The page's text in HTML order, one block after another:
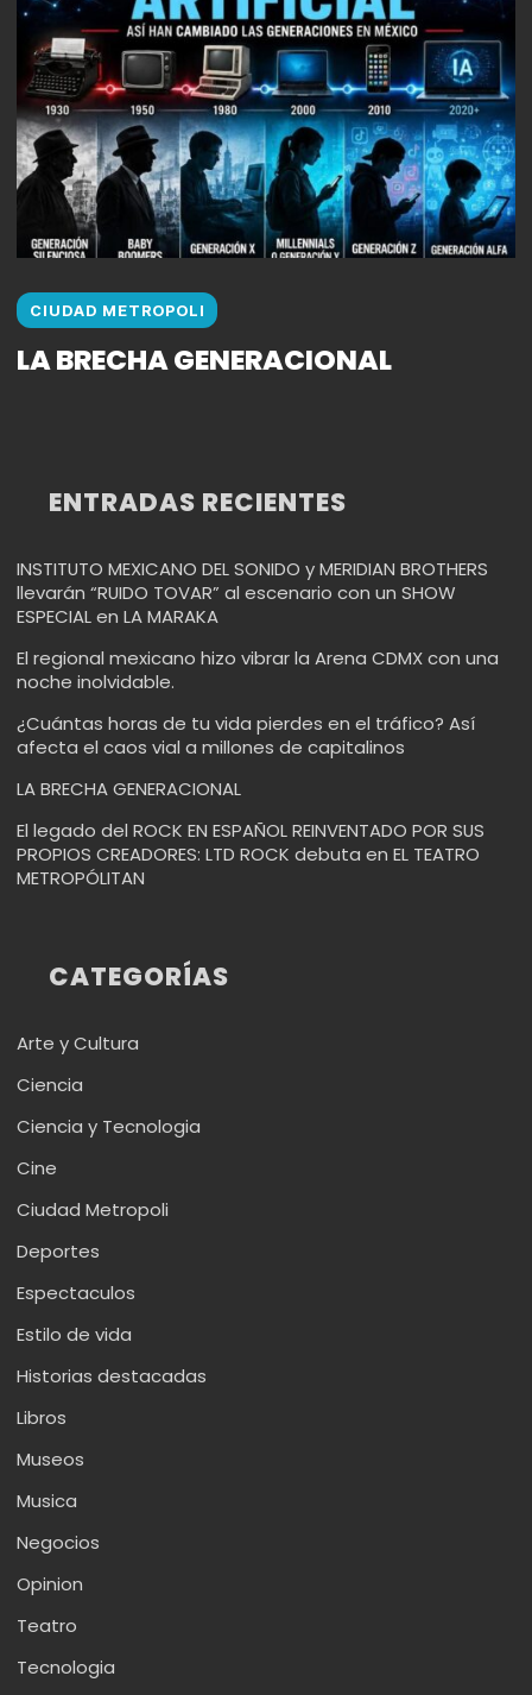
CIUDAD METROPOLI
LA BRECHA GENERACIONAL
ENTRADAS RECIENTES
INSTITUTO MEXICANO DEL SONIDO y MERIDIAN BROTHERS
llevarán “RUIDO TOVAR” al escenario con un SHOW
ESPECIAL en LA MARAKA
El regional mexicano hizo vibrar la Arena CDMX con una
noche inolvidable.
¿Cuántas horas de tu vida pierdes en el tráfico? Así
afecta el caos vial a millones de capitalinos
LA BRECHA GENERACIONAL
El legado del ROCK EN ESPAÑOL REINVENTADO POR SUS
PROPIOS CREADORES: LTD ROCK debuta en EL TEATRO
METROPÓLITAN
CATEGORÍAS
Arte y Cultura
Ciencia
Ciencia y Tecnologia
Cine
Ciudad Metropoli
Deportes
Espectaculos
Estilo de vida
Historias destacadas
Libros
Museos
Musica
Negocios
Opinion
Teatro
Tecnologia